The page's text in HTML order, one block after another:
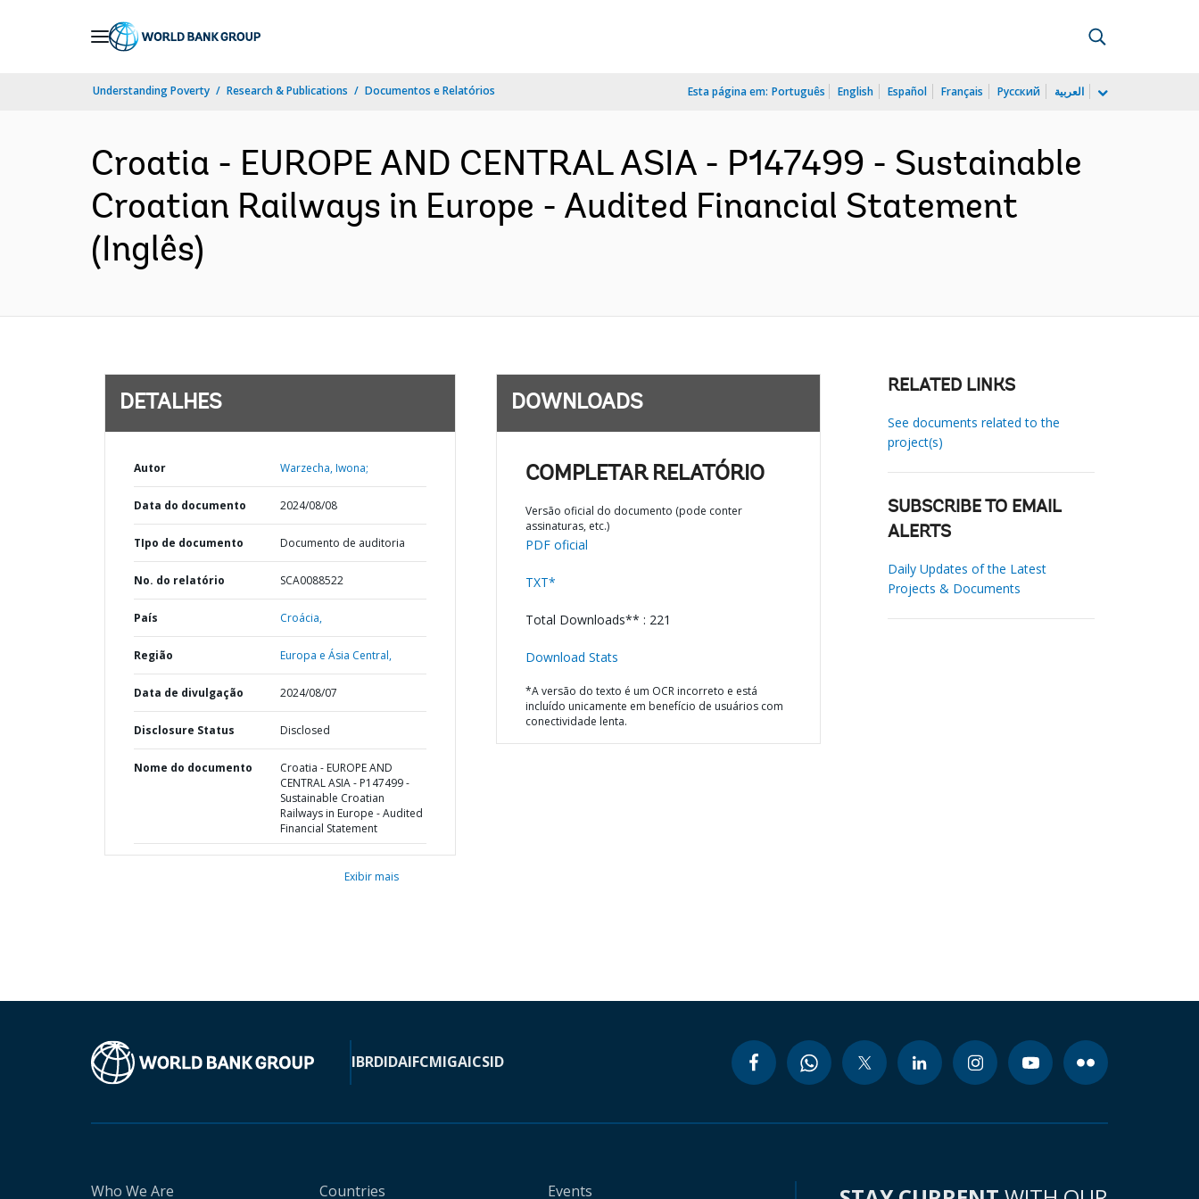
Understanding Poverty Research & Publications Documentos e Relatórios Esta página em: Português English Español Français Русский العربية
Croatia - EUROPE AND CENTRAL ASIA - P147499 - Sustainable
Croatian Railways in Europe - Audited Financial Statement
(Inglês)
DETALHES
Autor Warzecha, Iwona;
Data do documento 2024/08/08
TIpo de documento Documento de auditoria
No. do relatório SCA0088522
País Croácia,
Região Europa e Ásia Central,
Data de divulgação 2024/08/07
Disclosure Status Disclosed
Nome do documento
Croatia - EUROPE AND
CENTRAL ASIA - P147499 -
Sustainable Croatian
Railways in Europe - Audited
Financial Statement
Exibir mais
DOWNLOADS
COMPLETAR RELATÓRIO
Versão oficial do documento (pode conter
assinaturas, etc.)
PDF oficial
TXT*
Total Downloads** : 221
Download Stats
*A versão do texto é um OCR incorreto e está
incluído unicamente em benefício de usuários com
conectividade lenta.
RELATED LINKS
See documents related to the
project(s)
SUBSCRIBE TO EMAIL
ALERTS
Daily Updates of the Latest
Projects & Documents
IBRDIDAIFCMIGAICSID
Who We Are Countries Events